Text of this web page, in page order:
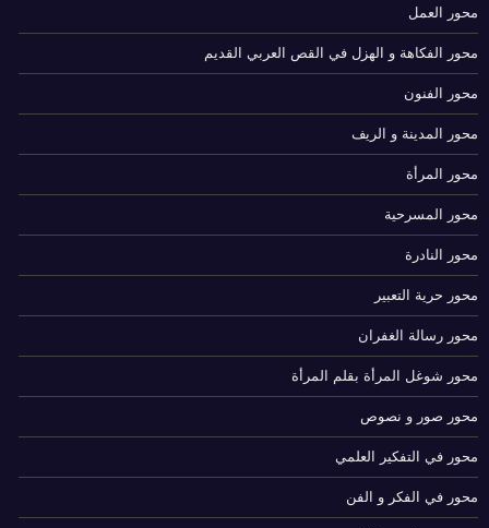
محور العمل
محور الفكاهة و الهزل في القص العربي القديم
محور الفنون
محور المدينة و الريف
محور المرأة
محور المسرحية
محور النادرة
محور حرية التعبير
محور رسالة الغفران
محور شوغل المرأة بقلم المرأة
محور صور و نصوص
محور في التفكير العلمي
محور في الفكر و الفن